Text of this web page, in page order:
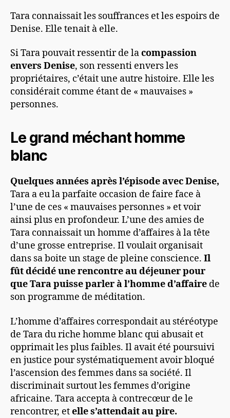
Tara connaissait les souffrances et les espoirs de
Denise. Elle tenait à elle.
Si Tara pouvait ressentir de lacompassion
envers Denise, son ressenti envers les
propriétaires, c’était une autre histoire. Elle les
considérait comme étant de « mauvaises »
personnes.
Le grand méchant homme
blanc
Quelques années après l’épisode avec Denise,
Tara a eu la parfaite occasion de faire face à
l’une de ces « mauvaises personnes » et voir
ainsi plus en profondeur. L’une des amies de
Tara connaissait un homme d’affaires à la tête
d’une grosse entreprise. Il voulait organisait
dans sa boite un stage de pleine conscience. Il
fût décidé une rencontre au déjeuner pour
que Tara puisse parler à l’homme d’affaire de
son programme de méditation.
L’homme d’affaires correspondait au stéréotype
de Tara du riche homme blanc qui abusait et
opprimait les plus faibles. Il avait été poursuivi
en justice pour systématiquement avoir bloqué
l’ascension des femmes dans sa société. Il
discriminait surtout les femmes d’origine
africaine. Tara accepta à contrecœur de le
rencontrer, etelle s’attendait au pire.